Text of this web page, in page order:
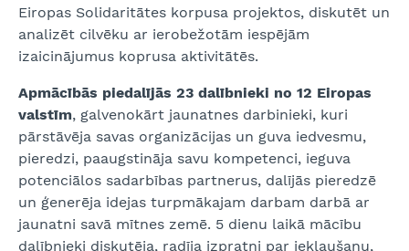
Eiropas Solidaritātes korpusa projektos, diskutēt un
analizēt cilvēku ar ierobežotām iespējām
izaicinājumus koprusa aktivitātēs.
Apmācībās piedalījās 23 dalībnieki no 12 Eiropas
valstīm, galvenokārt jaunatnes darbinieki, kuri
pārstāvēja savas organizācijas un guva iedvesmu,
pieredzi, paaugstināja savu kompetenci, ieguva
potenciālos sadarbības partnerus, dalījās pieredzē
un ģenerēja idejas turpmākajam darbam darbā ar
jaunatni savā mītnes zemē. 5 dienu laikā mācību
dalībnieki diskutēja, radīja izpratni par iekļaušanu,